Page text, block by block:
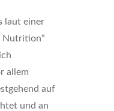
laut einer
Nutrition“
allem
auf
und an